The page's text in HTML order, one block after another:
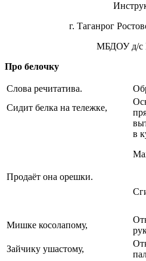
г. Таганрог
МБДОУ д/с
Про белочку
Слова речитатива.
Сидит белка на тележке,
в
Продаёт она орешки.
Мишке косолапому,
Зайчику ушастому,